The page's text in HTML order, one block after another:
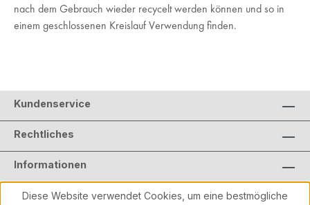
nach dem Gebrauch wieder recycelt werden können und so in
einem geschlossenen Kreislauf Verwendung finden.
Kundenservice
Rechtliches
Informationen
Diese Website verwendet Cookies, um eine bestmögliche